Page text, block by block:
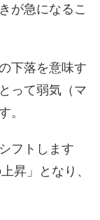
が急になるこ
下落を意味す
って弱気（マ
。
フトします
昇」となり、